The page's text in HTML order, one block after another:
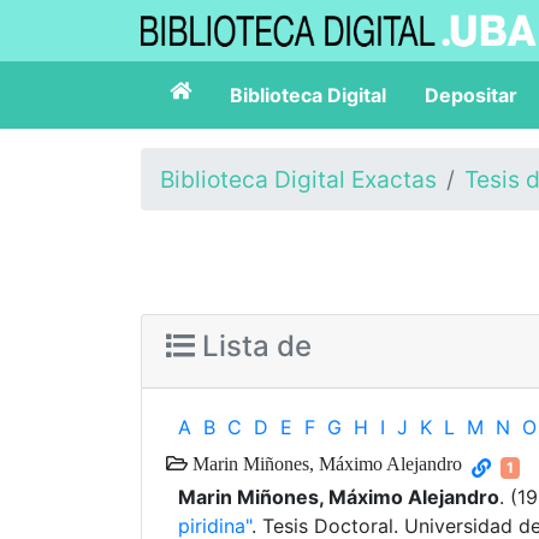
Biblioteca Digital Depositar
Biblioteca Digital Exactas Tesis
Lista de
A B C D E F G H I J K L M N O
Marin Miñones, Máximo Alejandro 1
Marin Miñones, Máximo Alejandro.
piridina". Tesis Doctoral. Universidad